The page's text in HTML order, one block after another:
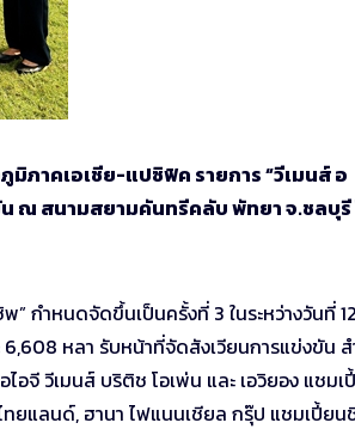
ภาคเอเชีย-แปซิฟิค รายการ “วีเมนส์ อ
น ณ สนามสยามคันทรีคลับ พัทยา จ.ชลบุรี
กำหนดจัดขึ้นเป็นครั้งที่ 3 ในระหว่างวันที่
หลา รับหน้าที่จัดสังเวียนการแข่งขัน
อจี วีเมนส์ บริติช โอเพ่น และ เอวิยอง แชมเ
ยแลนด์, ฮานา ไฟแนนเชียล กรุ๊ป แชมเปี้ย